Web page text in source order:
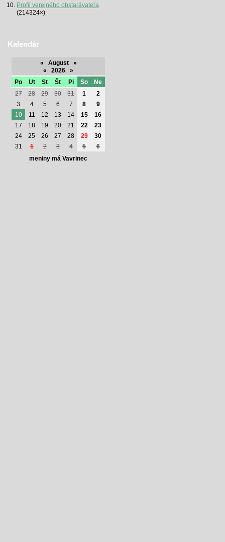
Profil verejného obstarávateľa
(214324×)
Kalendár
« August
»
«
2026
»
Po
Ut St Št Pi So
Ne
27
28 29 30 31 1
2
3
4 5 6 7 8
9
10
11 12 13 14 15
16
17
18 19 20 21 22
23
24
25 26 27 28 29
30
31
1 2 3 4 5
6
meniny má Vavrinec